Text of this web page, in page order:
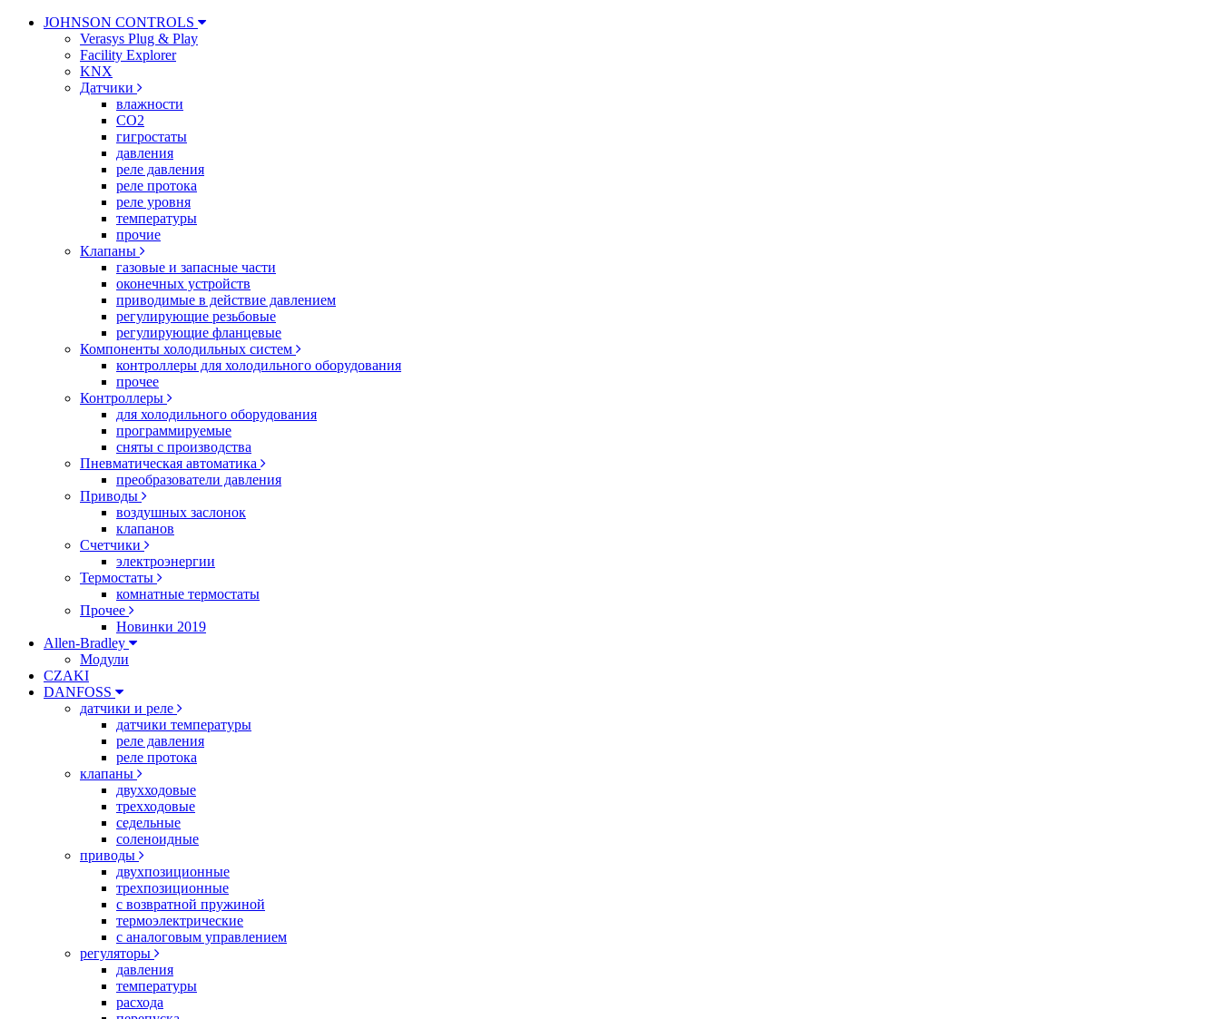
JOHNSON CONTROLS
Verasys Plug & Play
Facility Explorer
KNX
Датчики
влажности
CO2
гигростаты
давления
реле давления
реле протока
реле уровня
температуры
прочие
Клапаны
газовые и запасные части
оконечных устройств
приводимые в действие давлением
регулирующие резьбовые
регулирующие фланцевые
Компоненты холодильных систем
контроллеры для холодильного оборудования
прочее
Контроллеры
для холодильного оборудования
программируемые
сняты с производства
Пневматическая автоматика
преобразователи давления
Приводы
воздушных заслонок
клапанов
Счетчики
электроэнергии
Термостаты
комнатные термостаты
Прочее
Новинки 2019
Allen-Bradley
Модули
CZAKI
DANFOSS
датчики и реле
датчики температуры
реле давления
реле протока
клапаны
двухходовые
трехходовые
седельные
соленоидные
приводы
двухпозиционные
трехпозиционные
с возвратной пружиной
термоэлектрические
с аналоговым управлением
регуляторы
давления
температуры
расхода